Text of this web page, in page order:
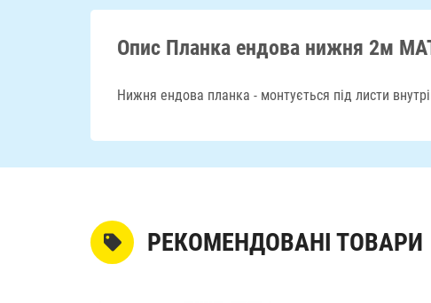
Опис Планка ендова нижня 2м
Нижня ендова планка - монтується під листи
РЕКОМЕНДОВАНІ ТОВАРИ